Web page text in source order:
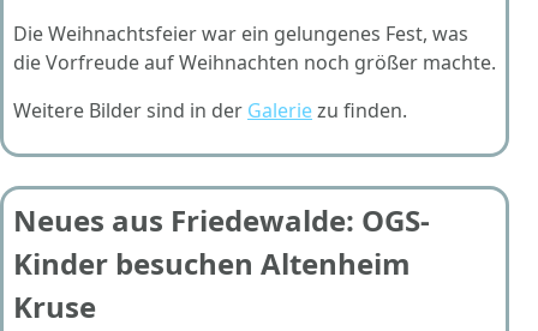
Die Weihnachtsfeier war ein gelungenes Fest, was
die Vorfreude auf Weihnachten noch größer machte.
Weitere Bilder sind in der Galeriezu finden.
Neues aus Friedewalde: OGS-
Kinder besuchen Altenheim
Kruse